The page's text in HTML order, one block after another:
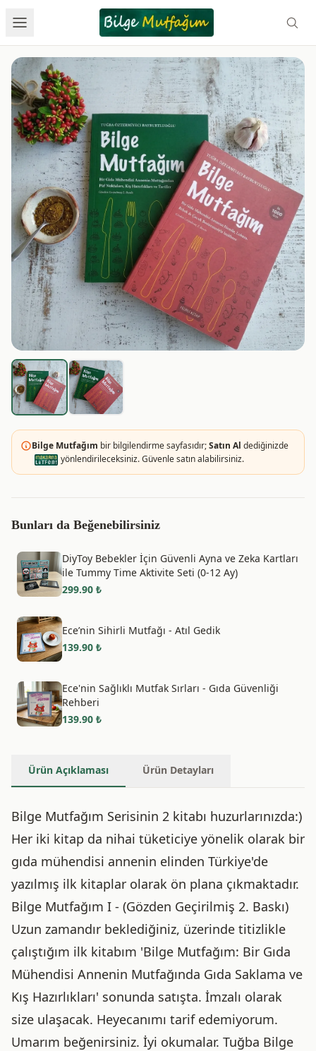
Bilge Mutfağım bir bilgilendirme sayfasıdır;Satın Al dediğinizde
yönlendirileceksiniz. Güvenle satın alabilirsiniz.
Bunları da Beğenebilirsiniz
DiyToy Bebekler İçin Güvenli Ayna ve Zeka Kartları
ile Tummy Time Aktivite Seti (0-12 Ay)
299.90 ₺
Ece’nin Sihirli Mutfağı - Atıl Gedik
139.90 ₺
Ece'nin Sağlıklı Mutfak Sırları - Gıda Güvenliği
Rehberi
139.90 ₺
Ürün Açıklaması Ürün Detayları
Bilge Mutfağım Serisinin 2 kitabı huzurlarınızda:)
Her iki kitap da nihai tüketiciye yönelik olarak bir
gıda mühendisi annenin elinden Türkiye'de
yazılmış ilk kitaplar olarak ön plana çıkmaktadır.
Bilge Mutfağım I - (Gözden Geçirilmiş 2. Baskı)
Uzun zamandır beklediğiniz, üzerinde titizlikle
çalıştığım ilk kitabım 'Bilge Mutfağım: Bir Gıda
Mühendisi Annenin Mutfağında Gıda Saklama ve
Kış Hazırlıkları' sonunda satışta. İmzalı olarak
size ulaşacak. Heyecanımı tarif edemiyorum.
Umarım beğenirsiniz. İyi okumalar. Tuğba Bilge